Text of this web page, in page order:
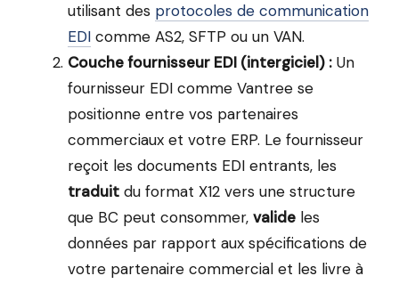
utilisant des protocoles de communication
EDI comme AS2, SFTP ou un VAN.
Couche fournisseur EDI (intergiciel) : Un
fournisseur EDI comme Vantree se
positionne entre vos partenaires
commerciaux et votre ERP. Le fournisseur
reçoit les documents EDI entrants, les
traduit du format X12 vers une structure
que BC peut consommer, valide les
données par rapport aux spécifications de
votre partenaire commercial et les livre à